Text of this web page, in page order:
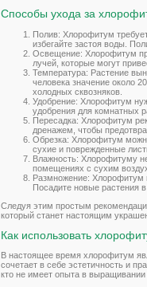
Способы ухода за
Полив: Хлорофитум
избегайте застоя воды.
Освещение: Хлорофитум
лучей, которые могут
Температура: Растение
человека значение около
холодных сквозняков.
Удобрение: Хлорофитум
удобрения для комнатных
Пересадка: Хлорофитум
дренажем, чтобы
Обрезка: Хлорофитум
сухие и поврежденные
Влажность: Хлорофитуму
помещениях с сухим
Размножение: Хлорофитум
Посадите новые растения
Следуя этим простым
который станет настоящим
Как использовать
В настоящее время хлорофитум
сочетает в себе эстетичность и
кто не имеет опыта в выращивании